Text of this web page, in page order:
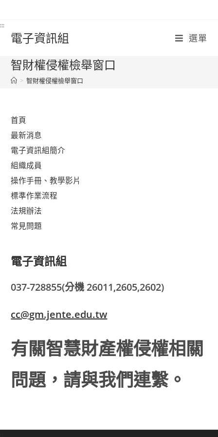
content
:::
電子資訊組 選單
智財權侵權檢舉窗口
> 智財權侵權檢舉窗口
首頁
最新消息
電子資訊組簡介
組織成員
操作手冊、教學影片
標準作業流程
法規辦法
常見問題
電子資訊組
037-728855(分機 26011,2605,2602)
cc@gm.jente.edu.tw
有關智慧財產權侵權相關
問題，請與我們連繫。